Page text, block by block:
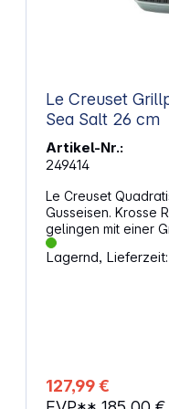
Le Creuset
Sea Salt 26 cm
Artikel-Nr.:
249414
Le Creuset
Gusseisen. Krosse
gelingen mit einer
gleichmäßig verteilt
Durch die Rillen
Zubereitungsarten.
besonders effektiv
Lagernd,
127,99 €